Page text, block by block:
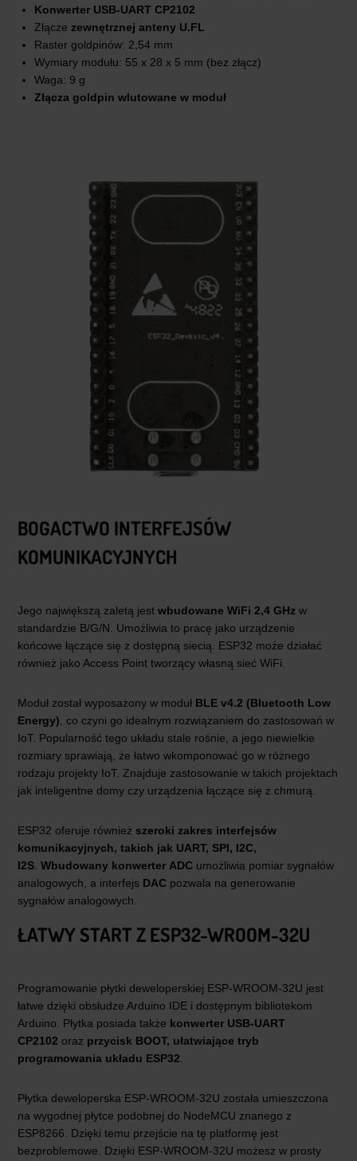
Konwerter USB-UART CP2102
Złącze zewnętrznej anteny U.FL
Raster goldpinów: 2,54 mm
Wymiary modułu: 55 x 28 x 5 mm (bez złącz)
Waga: 9 g
Złącza goldpin wlutowane w moduł
BOGACTWO INTERFEJSÓW
KOMUNIKACYJNYCH
Jego największą zaletą jest wbudowane WiFi 2,4 GHz w
standardzie B/G/N. Umożliwia to pracę jako urządzenie
końcowe łączące się z dostępną siecią. ESP32 może działać
również jako Access Point tworzący własną sieć WiFi.
Moduł został wyposażony w moduł BLE v4.2 (Bluetooth Low
Energy) , co czyni go idealnym rozwiązaniem do zastosowań w
IoT. Popularność tego układu stale rośnie, a jego niewielkie
rozmiary sprawiają, że łatwo wkomponować go w różnego
rodzaju projekty IoT. Znajduje zastosowanie w takich projektach
jak inteligentne domy czy urządzenia łączące się z chmurą.
ESP32 oferuje również szeroki zakres interfejsów
komunikacyjnych, takich jak UART, SPI, I2C,
I2S Wbudowany konwerter ADC umożliwia pomiar sygnałów
analogowych, a interfejs DAC pozwala na generowanie
sygnałów analogowych.
ŁATWY START Z ESP32-WROOM-32U
Programowanie płytki deweloperskiej ESP-WROOM-32U jest
łatwe dzięki obsłudze Arduino IDE i dostępnym bibliotekom
Arduino. Płytka posiada także konwerter USB-UART
CP2102 oraz przycisk BOOT, ułatwiające tryb
programowania układu ESP32
Płytka deweloperska ESP-WROOM-32U została umieszczona
na wygodnej płytce podobnej do NodeMCU znanego z
ESP8266. Dzięki temu przejście na tę platformę jest
bezproblemowe. Dzięki ESP-WROOM-32U możesz w prosty